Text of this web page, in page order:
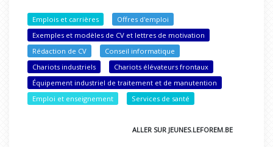
Emplois et carrières
Offres d'emploi
Exemples et modèles de CV et lettres de motivation
Rédaction de CV
Conseil informatique
Chariots industriels
Chariots élévateurs frontaux
Équipement industriel de traitement et de manutention
Emploi et enseignement
Services de santé
ALLER SUR JEUNES.LEFOREM.BE